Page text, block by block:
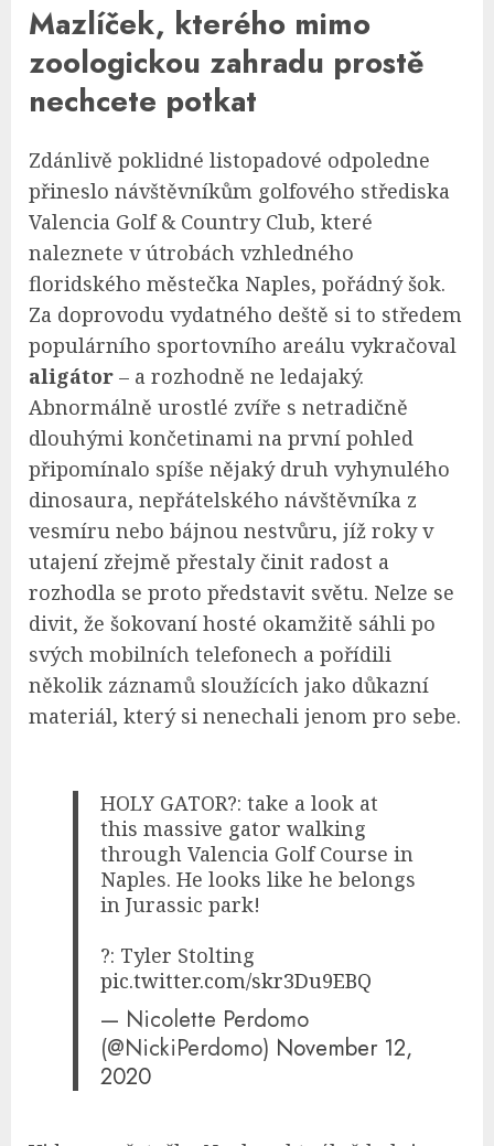
Mazlíček, kterého mimo
zoologickou zahradu prostě
nechcete potkat
Zdánlivě poklidné listopadové odpoledne
přineslo návštěvníkům golfového střediska
Valencia Golf & Country Club, které
naleznete v útrobách vzhledného
floridského městečka Naples, pořádný šok.
Za doprovodu vydatného deště si to středem
populárního sportovního areálu vykračoval
aligátor – a rozhodně ne ledajaký.
Abnormálně urostlé zvíře s netradičně
dlouhými končetinami na první pohled
připomínalo spíše nějaký druh vyhynulého
dinosaura, nepřátelského návštěvníka z
vesmíru nebo bájnou nestvůru, jíž roky v
utajení zřejmě přestaly činit radost a
rozhodla se proto představit světu. Nelze se
divit, že šokovaní hosté okamžitě sáhli po
svých mobilních telefonech a pořídili
několik záznamů sloužících jako důkazní
materiál, který si nenechali jenom pro sebe.
HOLY GATOR?: take a look at
this massive gator walking
through Valencia Golf Course in
Naples. He looks like he belongs
in Jurassic park!
?: Tyler Stolting
pic.twitter.com/skr3Du9EBQ
— Nicolette Perdomo
(@NickiPerdomo) November 12,
2020